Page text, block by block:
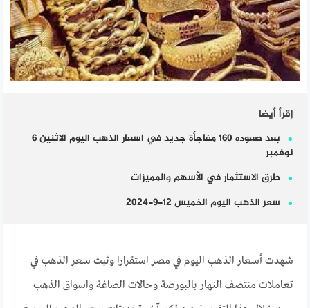
إقرأ أيضا
بعد صعوده 160 مفاجأة جديد في اسعار الذهب اليوم الاثنين 6
نوفمبر
طرق الاستثمار في الأسهم والمميزات
سعر الذهب اليوم الخميس 12-9-2024
شهدت أسعار الذهب اليوم في مصر استقرارا وثبت سعر الذهب في
تعاملات منتصف النهار بالبورصة وحالات الصاغة واسواق الذهب